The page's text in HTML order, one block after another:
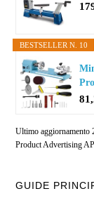
BESTSELLER N. 10
Ultimo aggiornamento
Product Advertising
GUIDE